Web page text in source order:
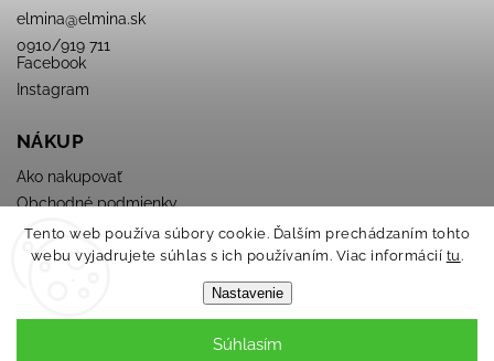
Tento web používa súbory cookie. Ďalším prechádzaním tohto
webu vyjadrujete súhlas s ich používaním. Viac informácií tu.
Nastavenie
Súhlasím
elmina@elmina.sk
0910/919 711
Facebook
Instagram
NÁKUP
Ako nakupovať
Obchodné podmienky
Podmienky ochrany osobných údajov